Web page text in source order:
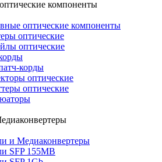
компоненты
оптические компоненты
оптические
оптические
корды
оптические
оптические
и Медиаконвертеры
SFP 155MB